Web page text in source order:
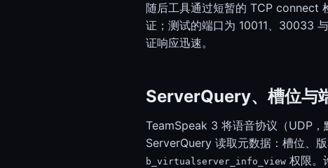
随后工具通过短暂的 TCP connect
证；测试的端口为 10011、30033
证响应迅速。
ServerQuery、槽位与
TeamSpeak 3 将语音协议（UDP
ServerQuery 读取元数据：槽位、
b_virtualserver_info_view 权限。